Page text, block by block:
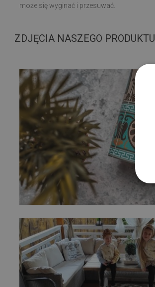
może się wyginać i przesuwać.
ZDJĘCIA NASZEGO PRODUKTU